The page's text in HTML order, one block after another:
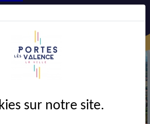
sur notre site.